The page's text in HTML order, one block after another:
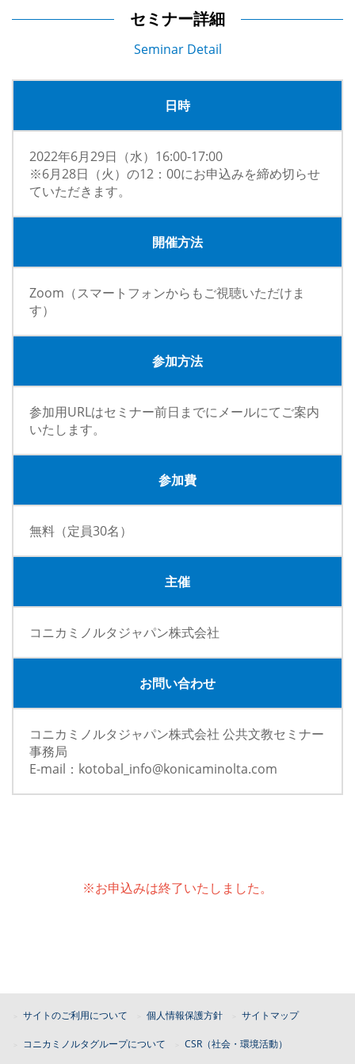
セミナー詳細
Seminar Detail
日時
2022年6月29日（水）16:00-17:00
※6月28日（火）の12：00にお申込みを締め切らせ
ていただきます。
開催方法
Zoom（スマートフォンからもご視聴いただけま
す）
参加方法
参加用URLはセミナー前日までにメールにてご案内
いたします。
参加費
無料（定員30名）
主催
コニカミノルタジャパン株式会社
お問い合わせ
コニカミノルタジャパン株式会社 公共文教セミナー
事務局
E-mail：kotobal_info@konicaminolta.com
※お申込みは終了いたしました。
サイトのご利用について 個人情報保護方針 サイトマップ
コニカミノルタグループについて CSR（社会・環境活動）